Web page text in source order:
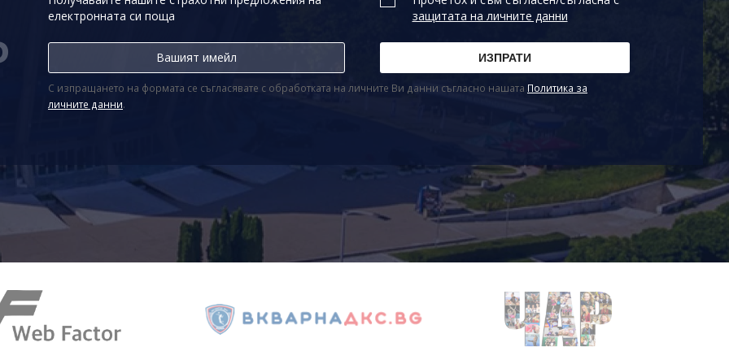
електронната си поща
защитата на личните данни
С изпращането на формата се съгласявате с обработката на личните Ви данни съгласно нашата Политика за
личните данни.